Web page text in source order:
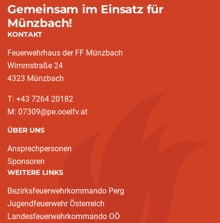
Gemeinsam im Einsatz für
Münzbach!
KONTAKT
Feuerwehrhaus der FF Münzbach
Wimmstraße 24
4323 Münzbach
T: +43 7264 20182
M: 07309@pe.ooelfv.at
ÜBER UNS
Ansprechpersonen
Sponsoren
WEITERE LINKS
Bezirksfeuerwehrkommando Perg
Jugendfeuerwehr Österreich
Landesfeuerwehrkommando OÖ